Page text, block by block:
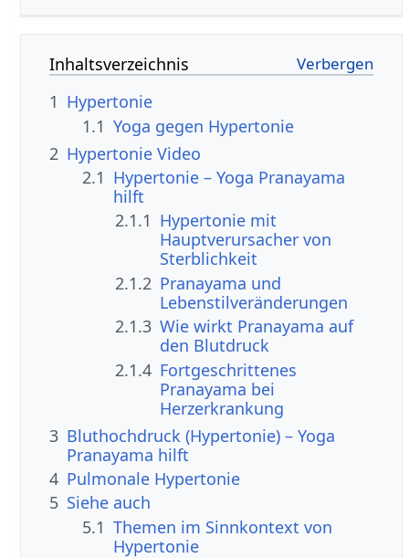
Inhaltsverzeichnis
1 Hypertonie
1.1 Yoga gegen Hypertonie
2 Hypertonie Video
2.1 Hypertonie – Yoga Pranayama
hilft
2.1.1 Hypertonie mit
Hauptverursacher von
Sterblichkeit
2.1.2 Pranayama und
Lebenstilveränderungen
2.1.3 Wie wirkt Pranayama auf
den Blutdruck
2.1.4 Fortgeschrittenes
Pranayama bei
Herzerkrankung
3 Bluthochdruck (Hypertonie) – Yoga
Pranayama hilft
4 Pulmonale Hypertonie
5 Siehe auch
5.1 Themen im Sinnkontext von
Hypertonie